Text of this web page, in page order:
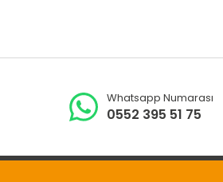
Whatsapp Numarası
0552 395 51 75